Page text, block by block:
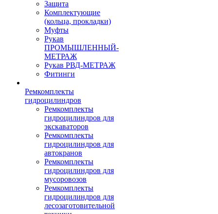
Защита
Комплектующие
(кольца, прокладки)
Муфты
Рукав
ПРОМЫШЛЕННЫЙ-
МЕТРАЖ
Рукав РВД-МЕТРАЖ
Фитинги
Ремкомплекты
гидроцилиндров
Ремкомплекты
гидроцилиндров для
экскаваторов
Ремкомплекты
гидроцилиндров для
автокранов
Ремкомплекты
гидроцилиндров для
мусоровозов
Ремкомплекты
гидроцилиндров для
лесозаготовительной